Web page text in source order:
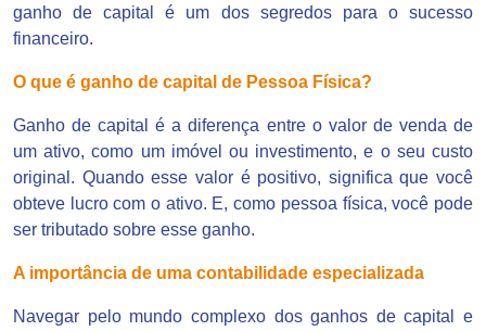
ganho de capital é um dos segredos para o sucesso
financeiro.
O que é ganho de capital de Pessoa Física?
Ganho de capital é a diferença entre o valor de venda de
um ativo, como um imóvel ou investimento, e o seu custo
original. Quando esse valor é positivo, significa que você
obteve lucro com o ativo. E, como pessoa física, você pode
ser tributado sobre esse ganho.
A importância de uma contabilidade especializada
Navegar pelo mundo complexo dos ganhos de capital e